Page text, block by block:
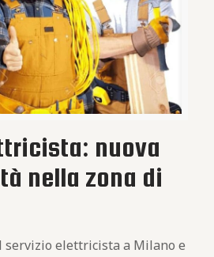
nuova
nella zona di
servizio elettricista a Milano e